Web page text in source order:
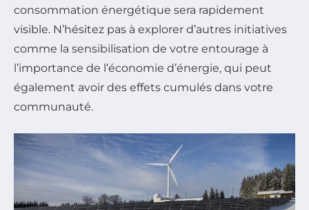
consommation énergétique sera rapidement
visible. N’hésitez pas à explorer d’autres initiatives
comme la sensibilisation de votre entourage à
l’importance de l’économie d’énergie, qui peut
également avoir des effets cumulés dans votre
communauté.